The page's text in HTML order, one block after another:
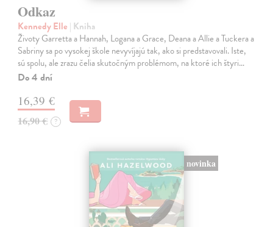
Odkaz
Kennedy Elle | Kniha
Životy Garretta a Hannah, Logana a Grace, Deana a Allie a Tuckera a
Sabriny sa po vysokej škole nevyvíjajú tak, ako si predstavovali. Iste,
sú spolu, ale zrazu čelia skutočným problémom, na ktoré ich štyri…
Do 4 dní
16,39 €
16,90 € ?
novinka